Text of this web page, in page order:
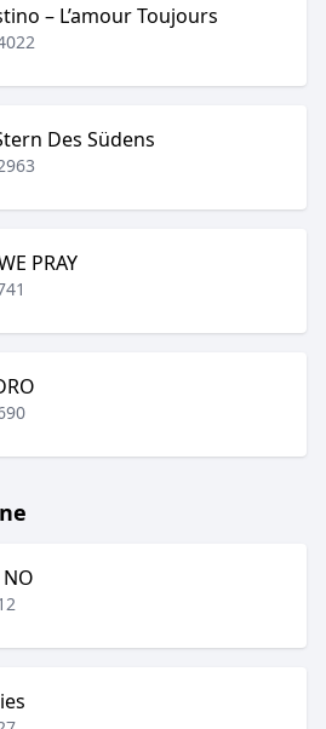
– L’amour Toujours
Des Südens
PRAY
NO